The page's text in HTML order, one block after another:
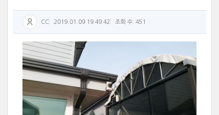
CC 2019.01.09 19:49:42 조회 수: 451